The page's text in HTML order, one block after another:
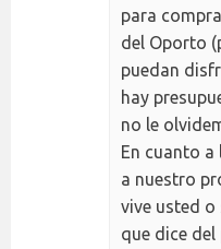
para
del Oporto
puedan
hay
no le
En cuanto a
a nuestro
vive usted o
que dice